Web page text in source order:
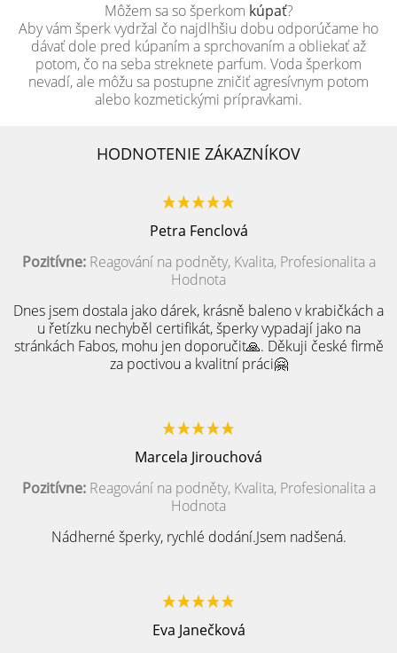
Môžem sa so šperkom kúpať?
Aby vám šperk vydržal čo najdlhšiu dobu odporúčame ho
dávať dole pred kúpaním a sprchovaním a obliekať až
potom, čo na seba streknete parfum. Voda šperkom
nevadí, ale môžu sa postupne zničiť agresívnym potom
alebo kozmetickými prípravkami.
HODNOTENIE ZÁKAZNÍKOV
Petra Fenclová
Pozitívne:Reagování na podněty, Kvalita, Profesionalita a
Hodnota
Dnes jsem dostala jako dárek, krásně baleno v krabičkách a
u řetízku nechyběl certifikát, šperky vypadají jako na
stránkách Fabos, mohu jen doporučit🙏. Děkuji české firmě
za poctivou a kvalitní práci🤗
Marcela Jirouchová
Pozitívne:Reagování na podněty, Kvalita, Profesionalita a
Hodnota
Nádherné šperky, rychlé dodání.Jsem nadšená.
Eva Janečková